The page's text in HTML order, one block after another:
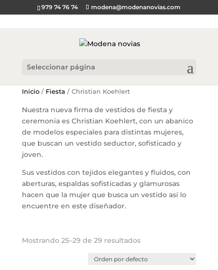
979 74 76 74 modena@modenanovias.com
Seleccionar página
Inicio/ Fiesta / Christian Koehlert
Nuestra nueva firma de vestidos de fiesta y
ceremonia es Christian Koehlert, con un abanico
de modelos especiales para distintas mujeres,
que buscan un vestido seductor, sofisticado y
joven.
Sus vestidos con tejidos elegantes y fluidos, con
aberturas, espaldas sofisticadas y glamurosas
hacen que la mujer que busca un vestido así lo
encuentre en este diseñador.
Mostrando 25–29 de 29 resultados